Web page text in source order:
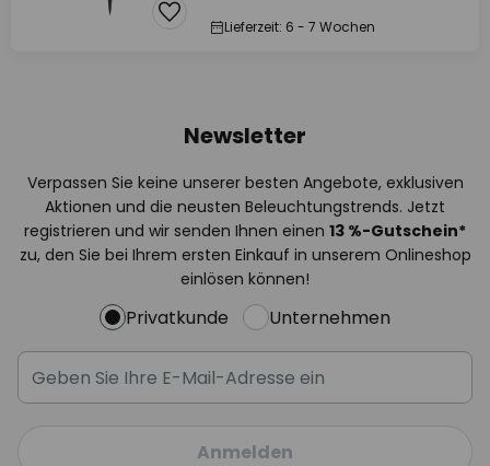
Lieferzeit: 6 - 7 Wochen
Newsletter
Verpassen Sie keine unserer besten Angebote, exklusiven
Aktionen und die neusten Beleuchtungstrends. Jetzt
registrieren und wir senden Ihnen einen 13 %-Gutschein*
zu, den Sie bei Ihrem ersten Einkauf in unserem Onlineshop
einlösen können!
Privatkunde Unternehmen
Anmelden